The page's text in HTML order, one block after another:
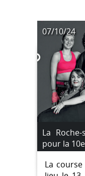
07/10/24
La
pour la
La